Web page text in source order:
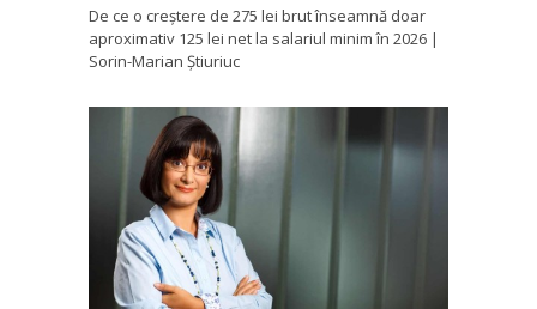
De ce o creștere de 275 lei brut înseamnă doar
aproximativ 125 lei net la salariul minim în 2026 |
Sorin-Marian Știuriuc